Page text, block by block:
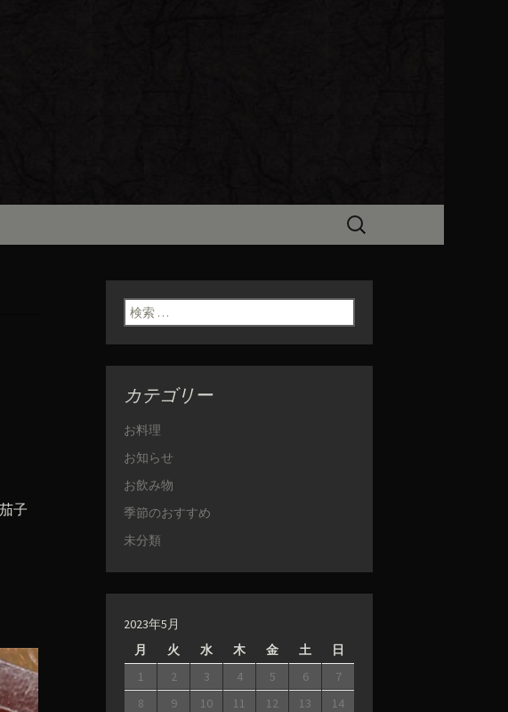
和食「魯ビン
グ
の「魯ビン（ろびん）」がお店からのお
検
子
検索:
カテゴリー
お料理
お知らせ
お飲み物
季節のおすすめ
未分類
2023年5月
月
火 水 木 金 土 日
1 2 3 4 5 6
7
8
9 10 11 12 13
14